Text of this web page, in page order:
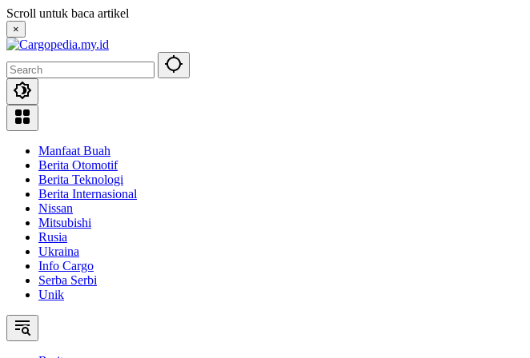
Skip
to
content
Scroll untuk baca artikel
×
Manfaat Buah
Berita Otomotif
Berita Teknologi
Berita Internasional
Nissan
Mitsubishi
Rusia
Ukraina
Info Cargo
Serba Serbi
Unik